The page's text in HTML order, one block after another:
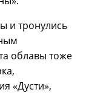
и тронулись
облавы тоже
«Дусти»,